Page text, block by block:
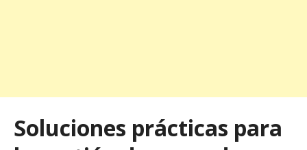
Soluciones prácticas para